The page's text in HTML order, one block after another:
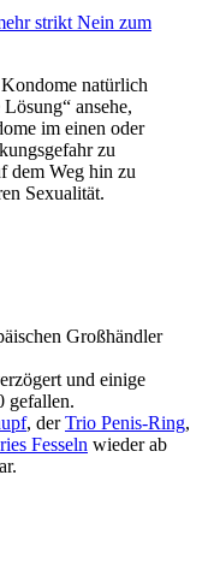
strikt Nein zum
natürlich
ansehe,
im einen oder
zu
dem Weg hin zu
Sexualität.
Großhändler
und einige
gefallen.
, derTrio Penis-Ring,
Fesseln wieder ab